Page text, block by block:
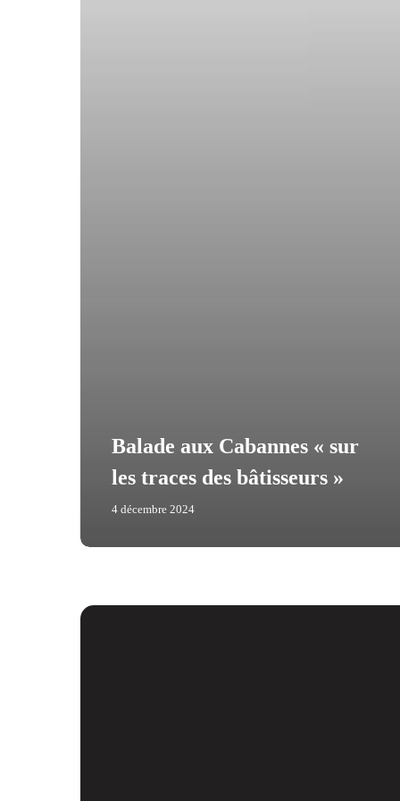
Balade aux Cabannes « sur
les traces des bâtisseurs »
4 décembre 2024